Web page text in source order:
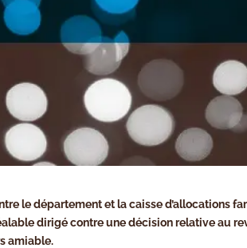
le département et la caisse d’allocations
dirigé contre une décision relative au
amiable.